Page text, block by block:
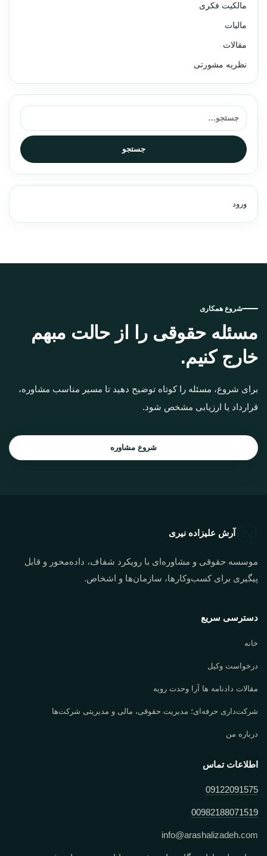
مالکیت فکری
مالیات
مقالات
نظریه مشورتی
جستجو برای:
جستجو
ورود
شروع همکاری
مسئله حقوقی را از حالت مبهم
خارج کنیم.
برای شروع، مسئله را کوتاه توضیح دهید تا مسیر مناسب مشاوره،
قرارداد یا ارزیابی مشخص شود.
شروع مشاوره
آرش علیزاده نیری
موسسه حقوقی و مشاوره‌ای با رویکرد شفاف، داده‌محور و قابل
پیگیری برای کسب‌وکارها، سازمان‌ها و اشخاص.
دسترسی سریع
خانه
درخواست وکیل
مقالات دادنامه ها آرا وحدت رویه
شرکت‌داری حرفه‌ای؛ مدیریت حقوقی، مالی و مدیریتی شرکت‌ها
درباره من
اطلاعات تماس
09122091575
00982188071519
info@arashalizadeh.com